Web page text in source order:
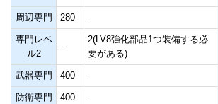
周辺専門 280 -
専門レベ
ル2
-
2(LV8強化部品1つ装備する必
要がある)
武器専門 400 -
防衛専門 400 -